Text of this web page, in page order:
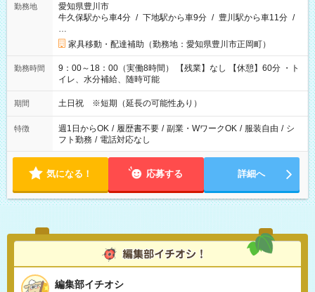
勤務地
愛知県豊川市
牛久保駅から車4分 / 下地駅から車9分 / 豊川駅から車11分 /
…
家具移動・配達補助（勤務地：愛知県豊川市正岡町）
勤務時間
9：00～18：00（実働8時間） 【残業】なし 【休憩】60分 ・ト
イレ、水分補給、随時可能
期間 土日祝 ※短期（延長の可能性あり）
特徴 週1日からOK / 履歴書不要 / 副業・WワークOK / 服装自由 / シ
フト勤務 / 電話対応なし
気になる！ 応募する 詳細へ
編集部イチオシ